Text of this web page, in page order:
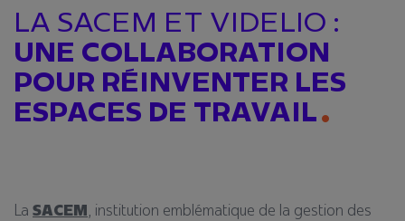
LA SACEM ET VIDELIO :
UNE COLLABORATION
POUR RÉINVENTER LES
ESPACES DE TRAVAIL
La SACEM, institution emblématique de la gestion des